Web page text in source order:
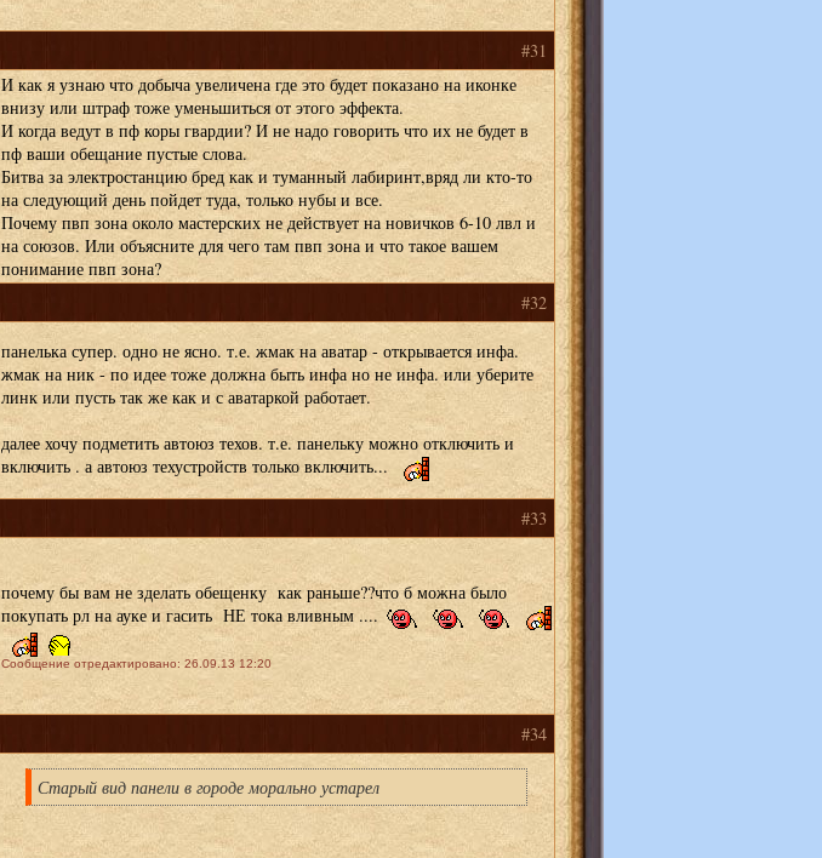
#31
И как я узнаю что добыча увеличена где это будет показано на иконке
внизу или штраф тоже уменьшиться от этого эффекта.
И когда ведут в пф коры гвардии? И не надо говорить что их не будет в
пф ваши обещание пустые слова.
Битва за электростанцию бред как и туманный лабиринт,вряд ли кто-то
на следующий день пойдет туда, только нубы и все.
Почему пвп зона около мастерских не действует на новичков 6-10 лвл и
на союзов. Или объясните для чего там пвп зона и что такое вашем
понимание пвп зона?
#32
панелька супер. одно не ясно. т.е. жмак на аватар - открывается инфа.
жмак на ник - по идее тоже должна быть инфа но не инфа. или уберите
линк или пусть так же как и с аватаркой работает.
далее хочу подметить автоюз техов. т.е. панельку можно отключить и
включить . а автоюз техустройств только включить...
#33
почему бы вам не зделать обещенку как раньше??что б можна было
покупать рл на ауке и гасить НЕ тока вливным ....
Сообщение отредактировано: 26.09.13 12:20
#34
Старый вид панели в городе морально устарел